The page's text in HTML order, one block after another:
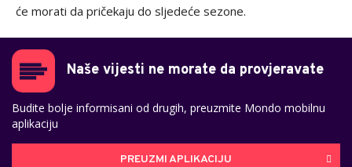
će morati da pričekaju do sljedeće sezone.
Naše vijesti ne morate da provjeravate
Budite bolje informisani od drugih, preuzmite Mondo mobilnu
aplikaciju
PREUZMI APLIKACIJU